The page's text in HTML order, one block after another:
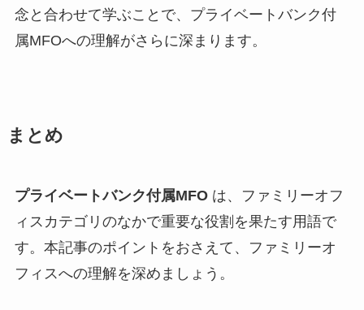
念と合わせて学ぶことで、プライベートバンク付
属MFOへの理解がさらに深まります。
まとめ
プライベートバンク付属MFOは、ファミリーオフ
ィスカテゴリのなかで重要な役割を果たす用語で
す。本記事のポイントをおさえて、ファミリーオ
フィスへの理解を深めましょう。